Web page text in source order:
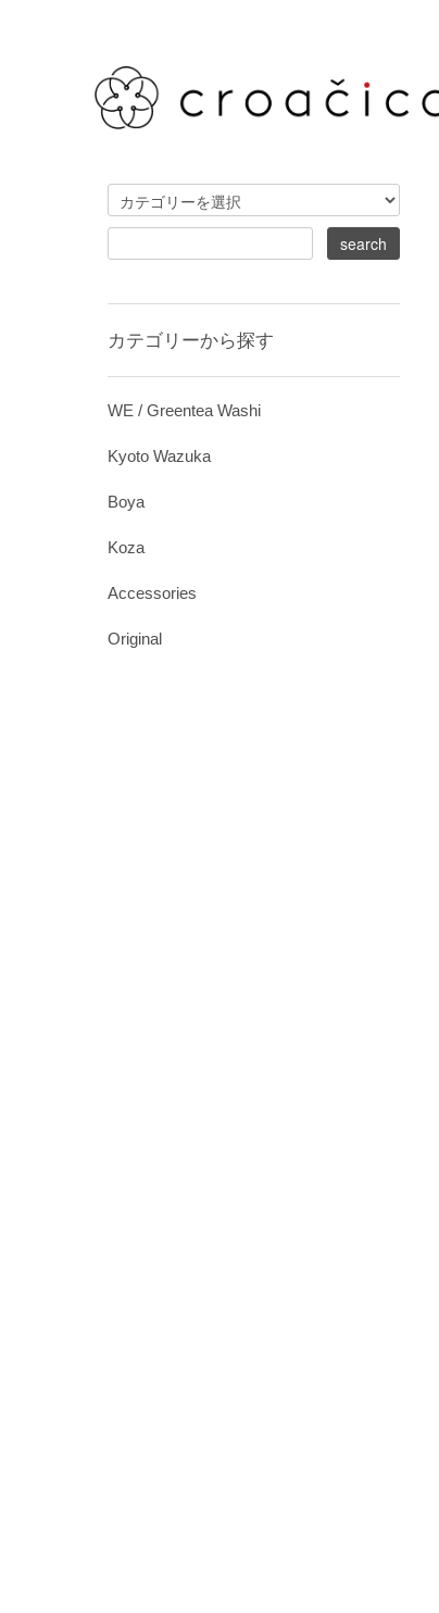
カテゴリーから探す
WE / Greentea Washi
Kyoto Wazuka
Boya
Koza
Accessories
Original